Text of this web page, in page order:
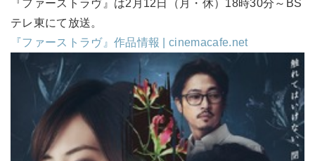
『ファーストラヴ』は2月12日（月・休）18時30分～BS
テレ東にて放送。
『ファーストラヴ』作品情報 | cinemacafe.net